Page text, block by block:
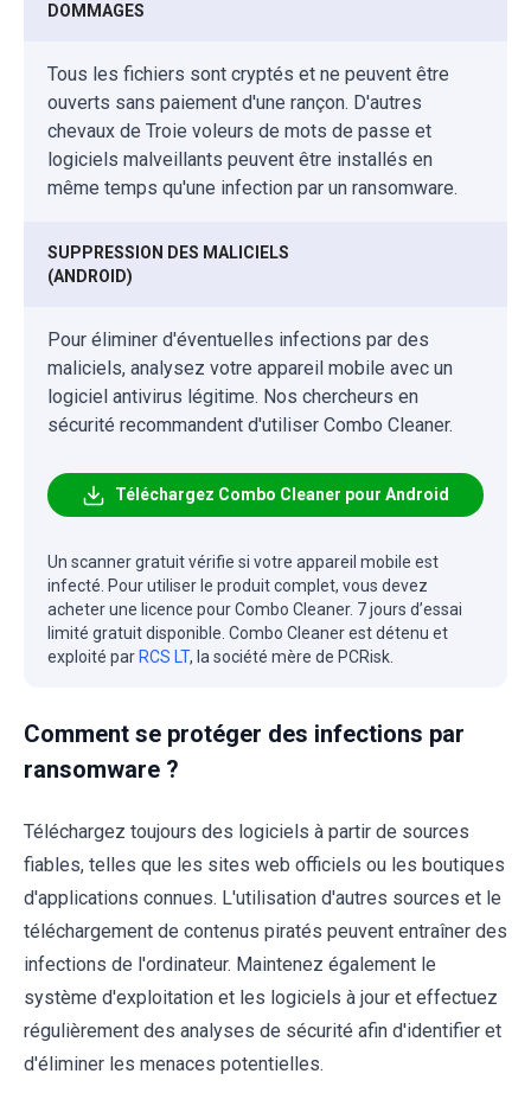
DOMMAGES
Tous les fichiers sont cryptés et ne peuvent être
ouverts sans paiement d'une rançon. D'autres
chevaux de Troie voleurs de mots de passe et
logiciels malveillants peuvent être installés en
même temps qu'une infection par un ransomware.
SUPPRESSION DES MALICIELS
(ANDROID)
Pour éliminer d'éventuelles infections par des
maliciels, analysez votre appareil mobile avec un
logiciel antivirus légitime. Nos chercheurs en
sécurité recommandent d'utiliser Combo Cleaner.
Téléchargez Combo Cleaner pour Android
Un scanner gratuit vérifie si votre appareil mobile est
infecté. Pour utiliser le produit complet, vous devez
acheter une licence pour Combo Cleaner. 7 jours d’essai
limité gratuit disponible. Combo Cleaner est détenu et
exploité par RCS LT, la société mère de PCRisk.
Comment se protéger des infections par
ransomware ?
Téléchargez toujours des logiciels à partir de sources
fiables, telles que les sites web officiels ou les boutiques
d'applications connues. L'utilisation d'autres sources et le
téléchargement de contenus piratés peuvent entraîner des
infections de l'ordinateur. Maintenez également le
système d'exploitation et les logiciels à jour et effectuez
régulièrement des analyses de sécurité afin d'identifier et
d'éliminer les menaces potentielles.